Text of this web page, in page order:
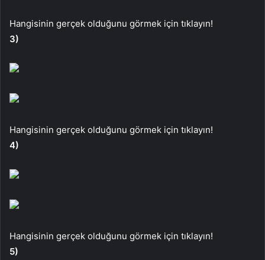
Hangisinin gerçek olduğunu görmek için tıklayın!
3)
Hangisinin gerçek olduğunu görmek için tıklayın!
4)
Hangisinin gerçek olduğunu görmek için tıklayın!
5)